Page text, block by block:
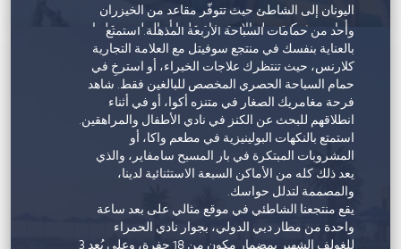
اليونان إلى الشاطئ حيث تتوفّر مقاعد من الخيزران
وأراجيح شبكية يحلو الاسترخاء عليها أو الجلوس عليها
للتلذّذ بوجبة طعام صحيّة. عند حلول المغيب فوق الخليج
العربي، يتمّ إشعال الموقد ليستمتع الضيوف بمشاهدة
أحدث الأفلام على المدرّجات. أحضر البطانية واسترخِ
تحت السماء المرصّعة بالنجوم. أما المسبح فتطغى عليه
ألوان مشرقة وبيضاء وتفاصيل باللونَين الفيروزي
والأصفر المائل إلى البني الفاتح. تُقام فعاليات ترفيهية
منتظمة في منتجع بنان بيتش حول المسبح حيث تُقام
حفلة شاطئية يوم السبت أو يوم الأحد للسيدات. وأفضل
ما في الأمر أنّ المنتجع يسمح بدخول الحيوانات الأليفة،
وبالتالي يمكنك إحضار كلبك معك.
انغمس في حالة الاسترخاء الفائقة على الشاطئ أو في
واحد من حمامات السباحة الأربعة المذهلة. استمتع
بالعناية بنفسك في منتجع سوفيتل مع العلامة التجارية
كلارنس، حيث تنتظرك علاجات الخبراء، أو استرخِ في
حمام السباحة الحصري المخصص للبالغين فقط. شاهد
فرحة مغامريك الصغار في متنزه أكوا، أو في أثناء
انطلاقهم للبحث عن الكنز في نادي الأطفال والمراهقين.
استمتع بالنكهات البولينيزية في مطعم واكا، أو
المشروبات المبتكرة في بار المسبح سامفاير، والذي
يعد ذلك كله من الأماكن السبعة الاستثنائية لدينا،
والمصممة لتدلل حواسك.
يقع منتجعنا الشاطئي في موقع مثالي على بعد ساعة
واحدة من مطار دبي الدولي، بجوار نادي الحمراء